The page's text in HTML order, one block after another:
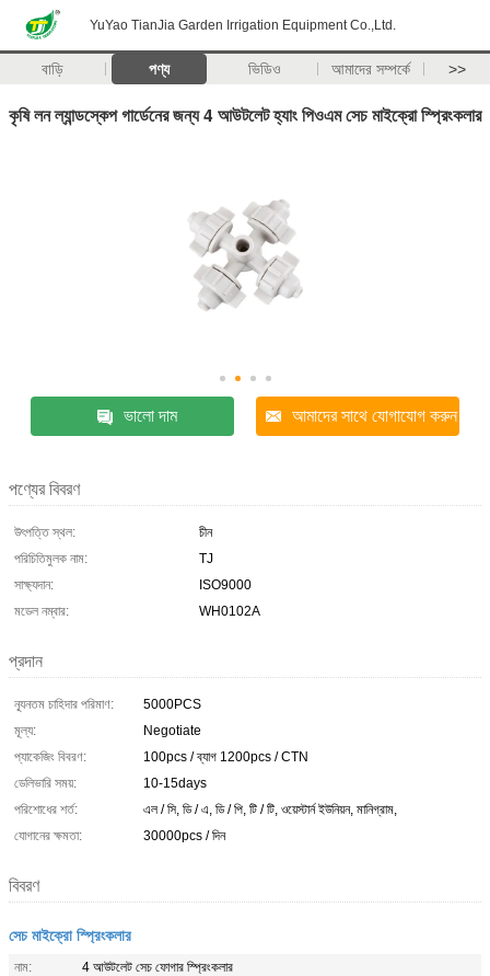
YuYao TianJia Garden Irrigation Equipment Co.,Ltd.
বাড়ি পণ্য ভিডিও আমাদের সম্পর্কে >>
কৃষি লন ল্যান্ডস্কেপ গার্ডেনের জন্য 4 আউটলেট হ্যাং পিওএম সেচ মাইক্রো স্প্রিংকলার
ভালো দাম আমাদের সাথে যোগাযোগ করুন
পণ্যের বিবরণ
উৎপত্তি স্থল:
চীন
পরিচিতিমুলক নাম:
TJ
সাক্ষ্যদান:
ISO9000
মডেল নম্বার:
WH0102A
প্রদান
ন্যূনতম চাহিদার পরিমাণ:
5000PCS
মূল্য:
Negotiate
প্যাকেজিং বিবরণ:
100pcs / ব্যাগ 1200pcs / CTN
ডেলিভারি সময়:
10-15days
পরিশোধের শর্ত:
এল / সি, ডি / এ, ডি / পি, টি / টি, ওয়েস্টার্ন ইউনিয়ন, মানিগ্রাম,
যোগানের ক্ষমতা:
30000pcs / দিন
বিবরণ
সেচ মাইক্রো স্প্রিংকলার
নাম:
4 আউটলেট সেচ ফোগার স্প্রিংকলার